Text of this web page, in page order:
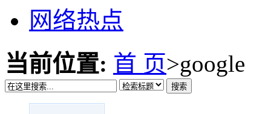
网络热点
当前位置: 首 页>google
搜索